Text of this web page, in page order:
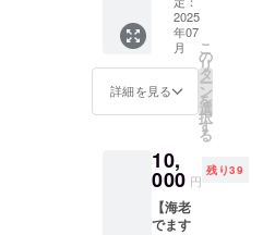
常に大
きいた
め、調
理時に
は大き
めの器
具や道
用する
ことを
お勧め
しま
す。解
加工後
から冷
凍で730
日 ・お
すすめ
調理
法：エ
リ、エ
ビマ
ヨ、バ
ター醤
油炒
社 加
工地：
愛知県
期限：
加工後
凍で730
日 ・お
すすめ
調理
法：エ
い。備
考欄に
記載が
ない場
は、申
し込み
たしま
す。 ③
絶品
かっぱ
くださ
い） ・
来店時
に、
で送っ
ている
トを見
せる。
・有効
期限：
のた
び、私
が料理
長を務
める
ぷら】
にて、
まるご
と楽し
トで
す。イ
ンドネ
シア産
イリア
エビ
を、鮮
度を守
るため
に－
！プリ
プリを
超えて
ブリ
ンッブ
リンッ
食
天然エ
ビなら
ではの
旨味・
甘味・
2025
年07
月
詳細を見る
こ
の
リ
タ
ー
ン
を
選
択
す
る
10,
000 円
残り39
【海老
でます